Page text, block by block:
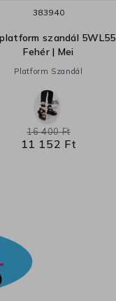
383940
szandál 5WL55
Fehér | Mei
Platform Szandál
11 152 Ft
16 400 Ft